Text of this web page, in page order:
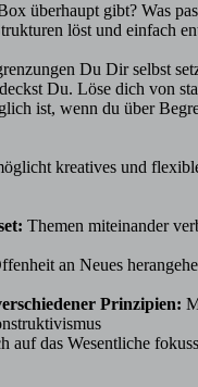
überhaupt gibt? Was
löst und einfach
Du Dir selbst
Du. Löse dich von
ist, wenn du über
kreatives und
Themen miteinander
an Neues
Prinzipien:
auf das Wesentliche